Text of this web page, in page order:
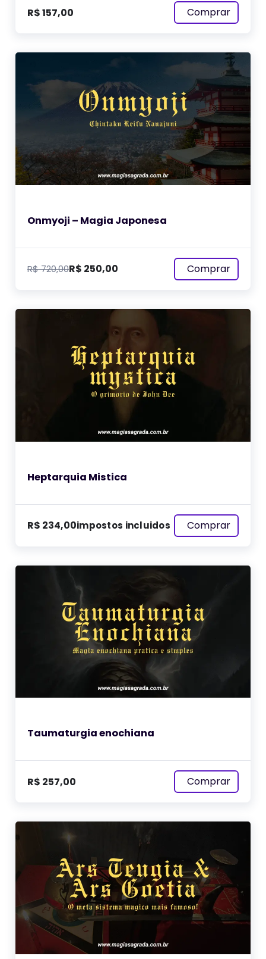
R$157,00 Comprar
Onmyoji – Magia Japonesa
R$720,00R$ 250,00 Comprar
Heptarquia Mistica
R$ 234,00impostos incluidos Comprar
Taumaturgia enochiana
R$ 257,00 Comprar